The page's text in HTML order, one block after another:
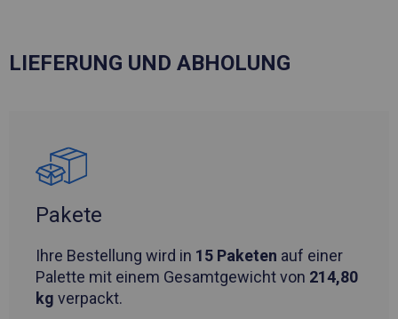
LIEFERUNG UND ABHOLUNG
Pakete
Ihre Bestellung wird in 15 Paketen auf einer
Palette mit einem Gesamtgewicht von 214,80
kg verpackt.